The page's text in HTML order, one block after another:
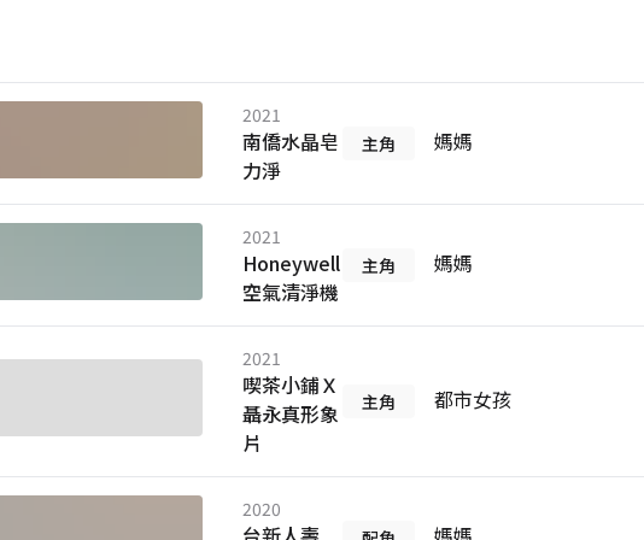
2021
南僑水晶皂
力淨
主角 媽媽
2021
Honeywell
空氣清淨機
主角 媽媽
2021
喫茶小鋪Ｘ
聶永真形象
片
主角 都市女孩
2020